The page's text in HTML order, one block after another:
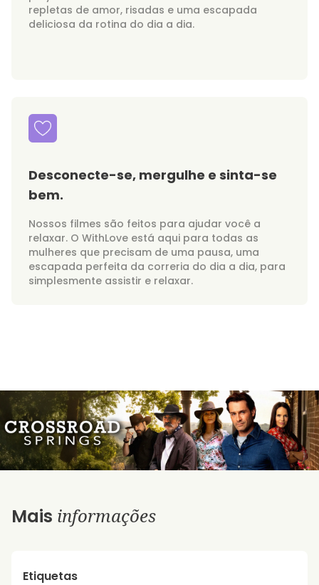
repletas de amor, risadas e uma escapada
deliciosa da rotina do dia a dia.
Desconecte-se, mergulhe e sinta-se
bem.
Nossos filmes são feitos para ajudar você a
relaxar. O WithLove está aqui para todas as
mulheres que precisam de uma pausa, uma
escapada perfeita da correria do dia a dia, para
simplesmente assistir e relaxar.
Mais informações
Etiquetas